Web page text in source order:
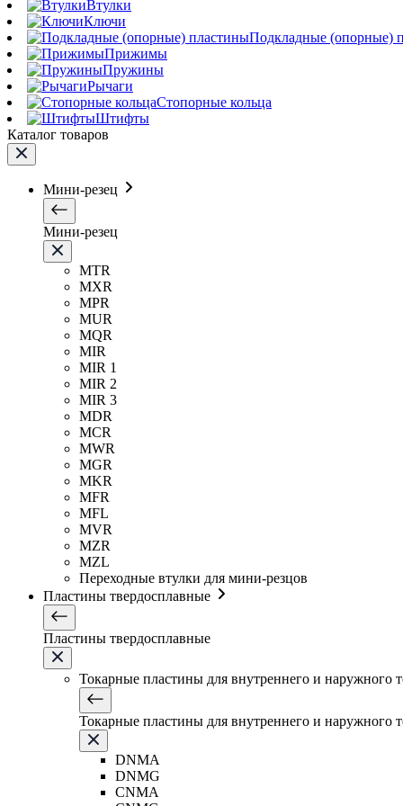
Втулки
Ключи
Подкладные (опорные)
Прижимы
Пружины
Рычаги
Стопорные кольца
Штифты
Каталог товаров
Мини-резец
Мини-резец
MTR
MXR
MPR
MUR
MQR
MIR
MIR 1
MIR 2
MIR 3
MDR
MCR
MWR
MGR
MKR
MFR
MFL
MVR
MZR
MZL
Переходные втулки для мини-резцов
Пластины твердосплавные
Пластины твердосплавные
Токарные пластины для внутреннего и наружного
Токарные пластины для внутреннего и наружного
DNMA
DNMG
CNMA